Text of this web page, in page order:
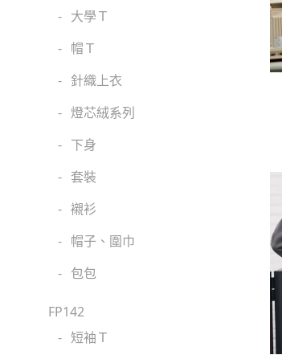
魔法莓莓
角落生物
monchhichi 蒙奇奇
拉拉熊
其它
- 大學Ｔ
- 帽Ｔ
- 針織上衣
- 燈芯絨系列
- 下身
- 套裝
- 襯衫
- 帽子、圍巾
- 包包
FP142
- 短袖Ｔ